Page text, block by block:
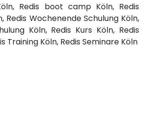
Redis boot camp Köln, Redis
Redis Wochenende Schulung Köln,
Köln, Redis Kurs Köln, Redis
Training Köln, Redis Seminare Köln